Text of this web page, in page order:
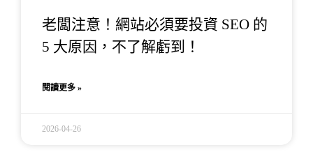
老闆注意！網站必須要投資 SEO 的
5 大原因，不了解虧到！
閱讀更多 »
2026-04-26